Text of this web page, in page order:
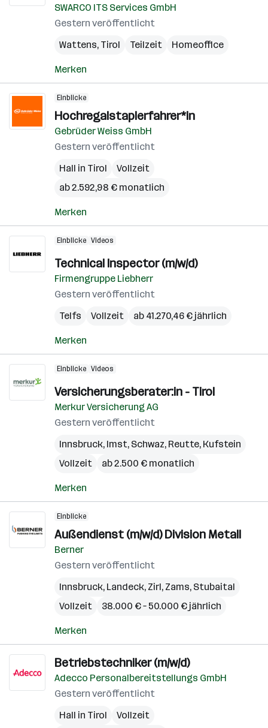
SWARCO ITS Services GmbH
Gestern veröffentlicht
Wattens, Tirol Teilzeit Homeoffice
Merken
Einblicke
Hochregalstaplerfahrer*in
Gebrüder Weiss GmbH
Gestern veröffentlicht
Hall in Tirol
Vollzeit
ab 2.592,98 € monatlich
Merken
Einblicke Videos
Technical Inspector (m/w/d)
Firmengruppe Liebherr
Gestern veröffentlicht
Telfs
Vollzeit ab 41.270,46 € jährlich
Merken
Einblicke Videos
Versicherungsberater:in - Tirol
Merkur Versicherung AG
Gestern veröffentlicht
Innsbruck, Imst, Schwaz, Reutte, Kufstein
Vollzeit
ab 2.500 € monatlich
Merken
Einblicke
Außendienst (m/w/d) Division Metall
Berner
Gestern veröffentlicht
Innsbruck, Landeck, Zirl, Zams, Stubaital
Vollzeit
38.000 € – 50.000 € jährlich
Merken
Betriebstechniker (m/w/d)
Adecco Personalbereitstellungs GmbH
Gestern veröffentlicht
Hall in Tirol
Vollzeit